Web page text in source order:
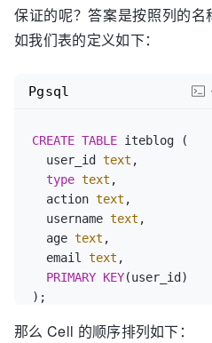
保证的呢？答案是按照列的
如我们表的定义如下：
CREATE TABLE iteblog (
  user_id
text ,
type text ,
  action
text ,
  username
text ,
  age
text ,
  email
text ,
PRIMARY KEY(user_id)
Pgsql
那么 Cell 的顺序排列如下：